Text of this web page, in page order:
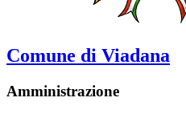
Comune di Viadana
Amministrazione